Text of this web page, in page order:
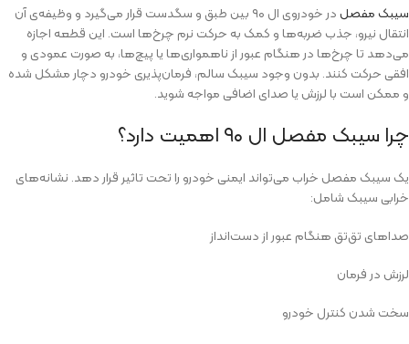
سیبک مفصل
در خودروی ال ۹۰ بین طبق و سگدست قرار می‌گیرد و وظیفه‌ی آن
انتقال نیرو، جذب ضربه‌ها و کمک به حرکت نرم چرخ‌ها است. این قطعه اجازه
می‌دهد تا چرخ‌ها در هنگام عبور از ناهمواری‌ها یا پیچ‌ها، به صورت عمودی و
افقی حرکت کنند. بدون وجود سیبک سالم، فرمان‌پذیری خودرو دچار مشکل شده
و ممکن است با لرزش یا صدای اضافی مواجه شوید.
چرا سیبک مفصل ال ۹۰ اهمیت دارد؟
یک سیبک مفصل خراب می‌تواند ایمنی خودرو را تحت تاثیر قرار دهد. نشانه‌های
خرابی سیبک شامل:
صداهای تق‌تق هنگام عبور از دست‌انداز
لرزش در فرمان
سخت شدن کنترل خودرو